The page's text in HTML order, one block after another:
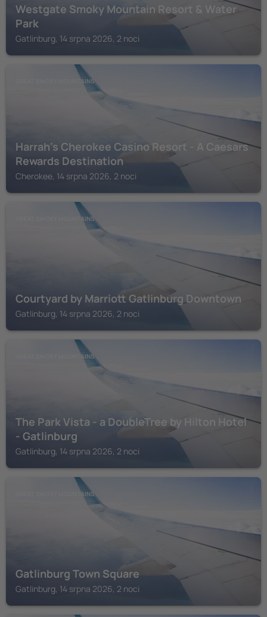
Westgate Smoky Mountain Resort & Water
Park
Gatlinburg, 14 srpna 2026, 2 noci
GREAT SMOKY MOUNTAINS
Harrah's Cherokee Casino Resort - A Caesars
Rewards Destination
Cherokee, 14 srpna 2026, 2 noci
GREAT SMOKY MOUNTAINS
Courtyard by Marriott Gatlinburg Downtown
Gatlinburg, 14 srpna 2026, 2 noci
GREAT SMOKY MOUNTAINS
The Park Vista - a DoubleTree by Hilton Hotel
- Gatlinburg
Gatlinburg, 14 srpna 2026, 2 noci
GREAT SMOKY MOUNTAINS
Gatlinburg Town Square
Gatlinburg, 14 srpna 2026, 2 noci